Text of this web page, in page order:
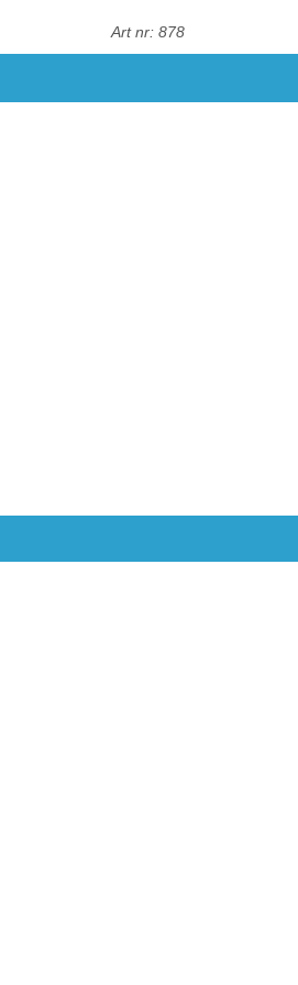
Art nr: 878